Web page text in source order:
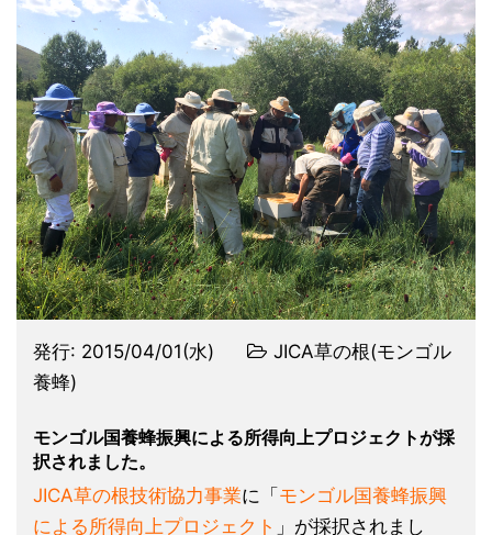
発行: 2015/04/01(水)
JICA草の根(モンゴル
養蜂)
モンゴル国養蜂振興による所得向上プロジェクトが採
択されました。
JICA草の根技術協力事業に「 モンゴル国養蜂振興
による所得向上プロジェクト 」が採択されまし